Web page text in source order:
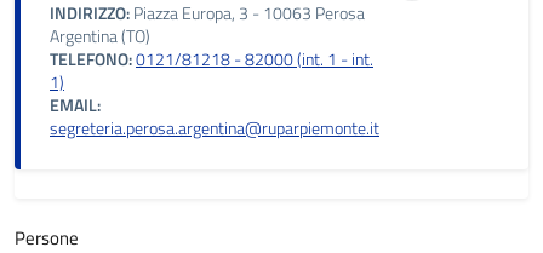
INDIRIZZO:Piazza Europa, 3 - 10063 Perosa
Argentina (TO)
TELEFONO:0121/81218 - 82000 (int. 1 - int.
1)
EMAIL:
segreteria.perosa.argentina@ruparpiemonte.it
Persone